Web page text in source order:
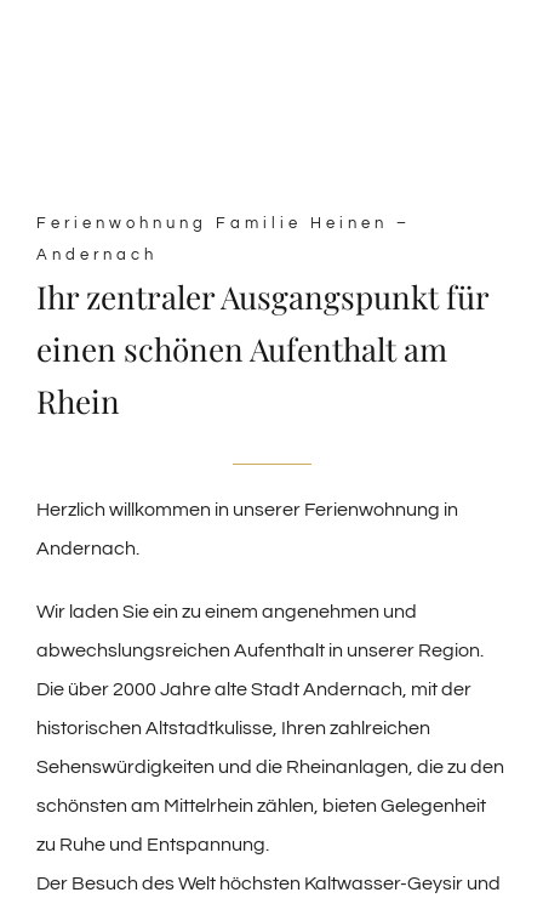
Ferienwohnung Familie Heinen –
Andernach
Ihr zentraler Ausgangspunkt für
einen schönen Aufenthalt am
Rhein
Herzlich willkommen in unserer Ferienwohnung in
Andernach.
Wir laden Sie ein zu einem angenehmen und
abwechslungsreichen Aufenthalt in unserer Region.
Die über 2000 Jahre alte Stadt Andernach, mit der
historischen Altstadtkulisse, Ihren zahlreichen
Sehenswürdigkeiten und die Rheinanlagen, die zu den
schönsten am Mittelrhein zählen, bieten Gelegenheit
zu Ruhe und Entspannung.
Der Besuch des Welt höchsten Kaltwasser-Geysir und